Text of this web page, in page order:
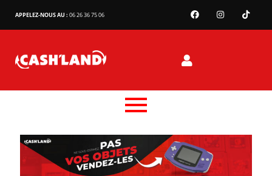
APPELEZ-NOUS AU : 06 26 36 75 06